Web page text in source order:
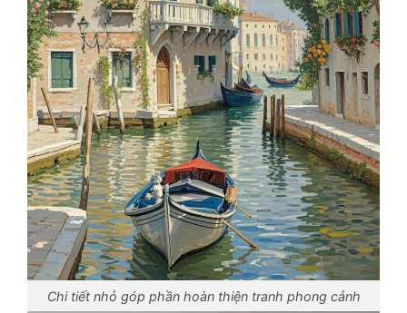
Chi tiết nhỏ góp phần hoàn thiện tranh phong cảnh